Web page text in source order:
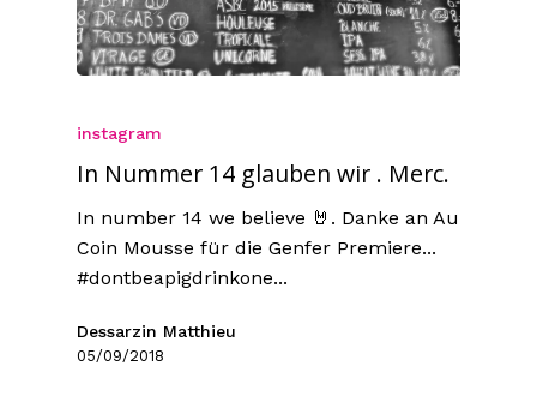
instagram
In Nummer 14 glauben wir . Merc.
In number 14 we believe 🤘. Danke an Au
Coin Mousse für die Genfer Premiere...
#dontbeapigdrinkone...
Dessarzin Matthieu
05/09/2018